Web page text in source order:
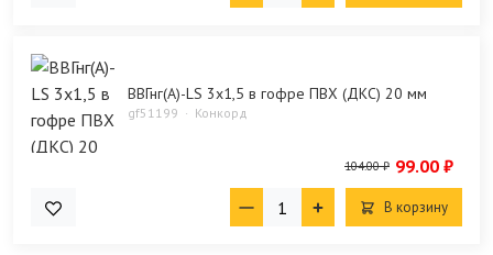
ВВГнг(А)-LS 3х1,5 в гофре ПВХ (ДКС) 20 мм
gf51199 Конкорд
104.00 ₽ 99.00 ₽
В корзину